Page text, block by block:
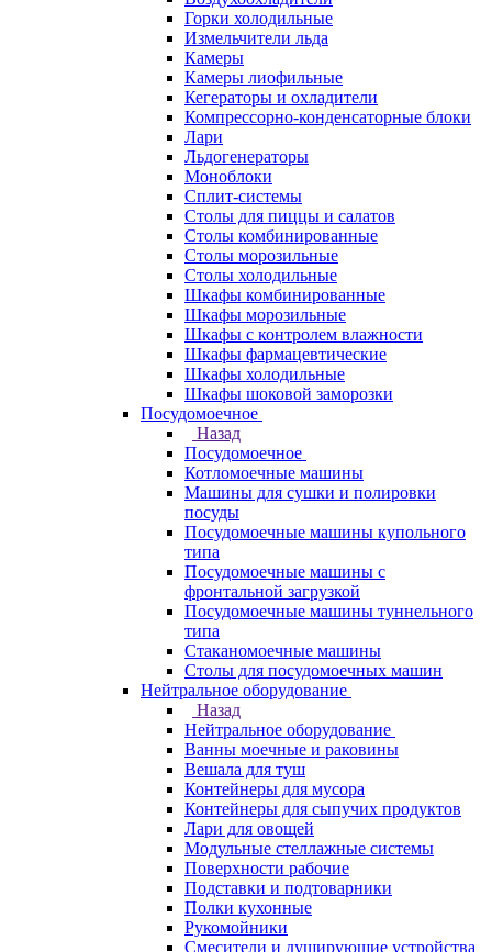
Горки холодильные
Измельчители льда
Камеры
Камеры лиофильные
Кегераторы и охладители
Компрессорно-конденсаторные блоки
Лари
Льдогенераторы
Моноблоки
Сплит-системы
Столы для пиццы и салатов
Столы комбинированные
Столы морозильные
Столы холодильные
Шкафы комбинированные
Шкафы морозильные
Шкафы с контролем влажности
Шкафы фармацевтические
Шкафы холодильные
Шкафы шоковой заморозки
Посудомоечное
Назад
Посудомоечное
Котломоечные машины
Машины для сушки и полировки
посуды
Посудомоечные машины купольного
типа
Посудомоечные машины с
фронтальной загрузкой
Посудомоечные машины туннельного
типа
Стаканомоечные машины
Столы для посудомоечных машин
Нейтральное оборудование
Назад
Нейтральное оборудование
Ванны моечные и раковины
Вешала для туш
Контейнеры для мусора
Контейнеры для сыпучих продуктов
Лари для овощей
Модульные стеллажные системы
Поверхности рабочие
Подставки и подтоварники
Полки кухонные
Рукомойники
Смесители и душирующие устройства